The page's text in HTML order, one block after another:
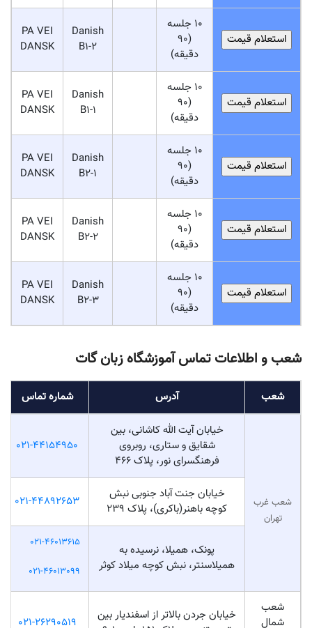
10 جلسه
(90
دقیقه)
Danish
B1-2
PA VEI
DANSK
10 جلسه
(90
دقیقه)
Danish
B1-1
PA VEI
DANSK
10 جلسه
(90
دقیقه)
Danish
B2-1
PA VEI
DANSK
10 جلسه
(90
دقیقه)
Danish
B2-2
PA VEI
DANSK
10 جلسه
(90
دقیقه)
Danish
B2-3
PA VEI
DANSK
شعب و اطلاعات تماس آموزشگاه زبان گات
شعب آدرس شماره تماس
شعب غرب
تهران
خیابان آیت الله کاشانی، بین
شقایق و ستاری، روبروی
فرهنگسرای نور، پلاک 466
021-44154950
خیابان جنت آباد جنوبی نبش
کوچه باهنر(باکری)، پلاک 239
021-44892653
پونک، همیلا، نرسیده به
همیلاسنتر، نبش کوچه میلاد کوثر
021-46013615
021-46013099
شعب
شمال
خیابان جردن بالاتر از اسفندیار بین
021-26290519